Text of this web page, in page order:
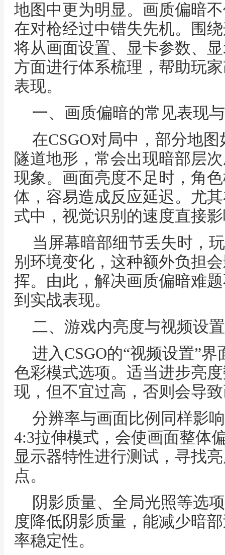
地图中更为明显。画质偏暗
在对枪经过中错失先机。围
将从画面设置、显卡参数、
方面进行体系梳理，帮助玩
表现。
一、画质偏暗的常见表现
在CSGO对局中，部分地
隧道地形，常会出现暗部层
现象。画面亮度不足时，角
体，容易造成反应延迟。尤
式中，视觉识别的速度直接
当屏幕暗部细节丢失时，
别环境变化，这种额外负担
挥。由此，解决画质偏暗难
到实战表现。
二、游戏内亮度与视频设
进入CSGO的“视频设置”
色彩模式选项。适当进步亮
现，但不宜过高，否则会导
分辨率与画面比例同样影
4:3拉伸模式，会使画面整体
显示器特性进行测试，寻找
点。
阴影质量、全局光照等选
度降低阴影质量，能减少暗
率稳定性。